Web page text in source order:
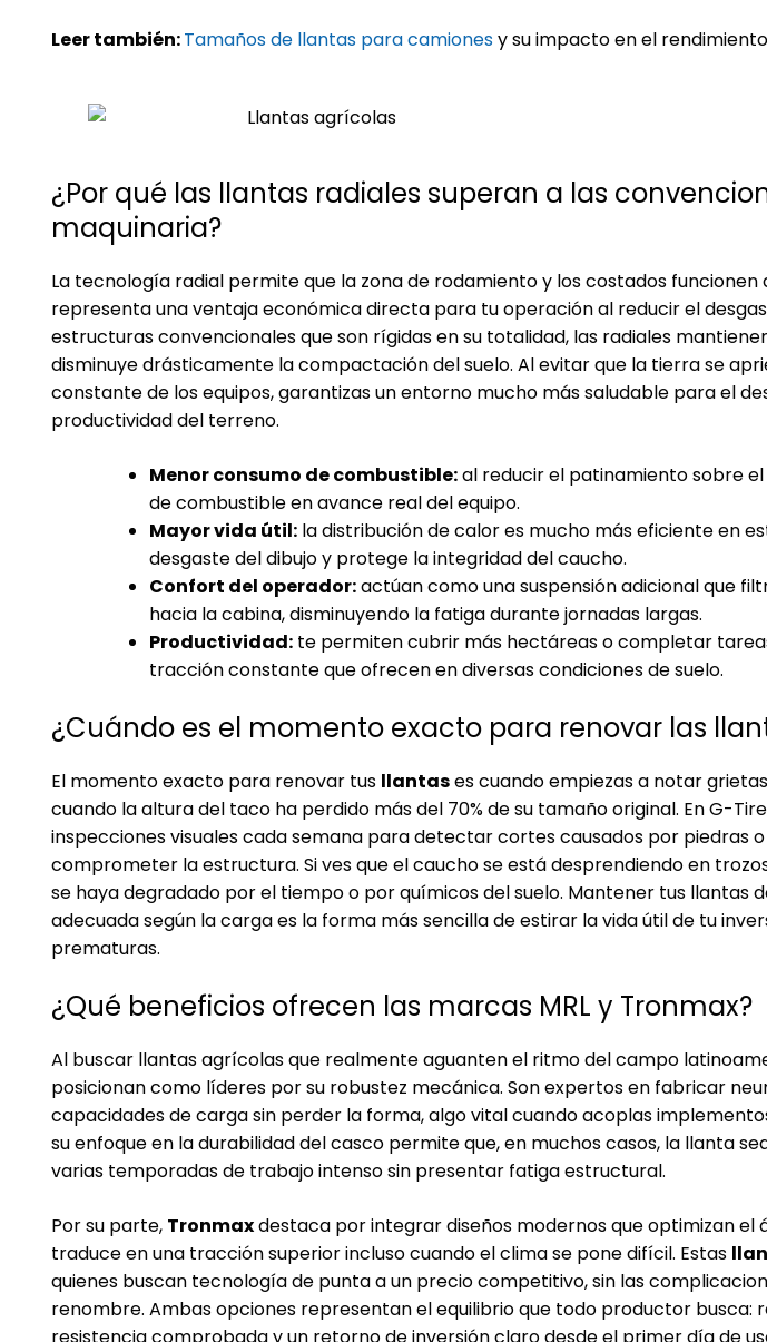
Leer también:Tamaños de llantas para camionesy su impacto en el rendimiento
¿Por qué las llantas radiales superan a las
maquinaria?
La tecnología radial permite que la zona de rodamiento y los costados
representa una ventaja económica directa para tu operación al reducir el
estructuras convencionales que son rígidas en su totalidad, las radiales
disminuye drásticamente la compactación del suelo. Al evitar que la tierra se
constante de los equipos, garantizas un entorno mucho más saludable para el
productividad del terreno.
Menor consumo de combustible:al reducir el patinamiento sobre
de combustible en avance real del equipo.
Mayor vida útil: la distribución de calor es mucho más eficiente en
desgaste del dibujo y protege la integridad del caucho.
Confort del operador:actúan como una suspensión adicional que
hacia la cabina, disminuyendo la fatiga durante jornadas largas.
Productividad: te permiten cubrir más hectáreas o completar
tracción constante que ofrecen en diversas condiciones de suelo.
¿Cuándo es el momento exacto para renovar las
El momento exacto para renovar tus llantases cuando empiezas a notar
cuando la altura del taco ha perdido más del 70% de su tamaño original. En G-
inspecciones visuales cada semana para detectar cortes causados por piedras
comprometer la estructura. Si ves que el caucho se está desprendiendo en
se haya degradado por el tiempo o por químicos del suelo. Mantener tus llantas
adecuada según la carga es la forma más sencilla de estirar la vida útil de tu
prematuras.
¿Qué beneficios ofrecen las marcas MRL y Tronmax?
Al buscar llantas agrícolasque realmente aguanten el ritmo del campo
posicionan como líderes por su robustez mecánica. Son expertos en fabricar
capacidades de carga sin perder la forma, algo vital cuando acoplas
su enfoque en la durabilidad del casco permite que, en muchos casos, la llanta
varias temporadas de trabajo intenso sin presentar fatiga estructural.
Por su parte, Tronmaxdestaca por integrar diseños modernos que optimizan el
traduce en una tracción superior incluso cuando el clima se pone difícil. Estas
quienes buscan tecnología de punta a un precio competitivo, sin las
renombre. Ambas opciones representan el equilibrio que todo productor busca:
resistencia comprobada y un retorno de inversión claro desde el primer día de